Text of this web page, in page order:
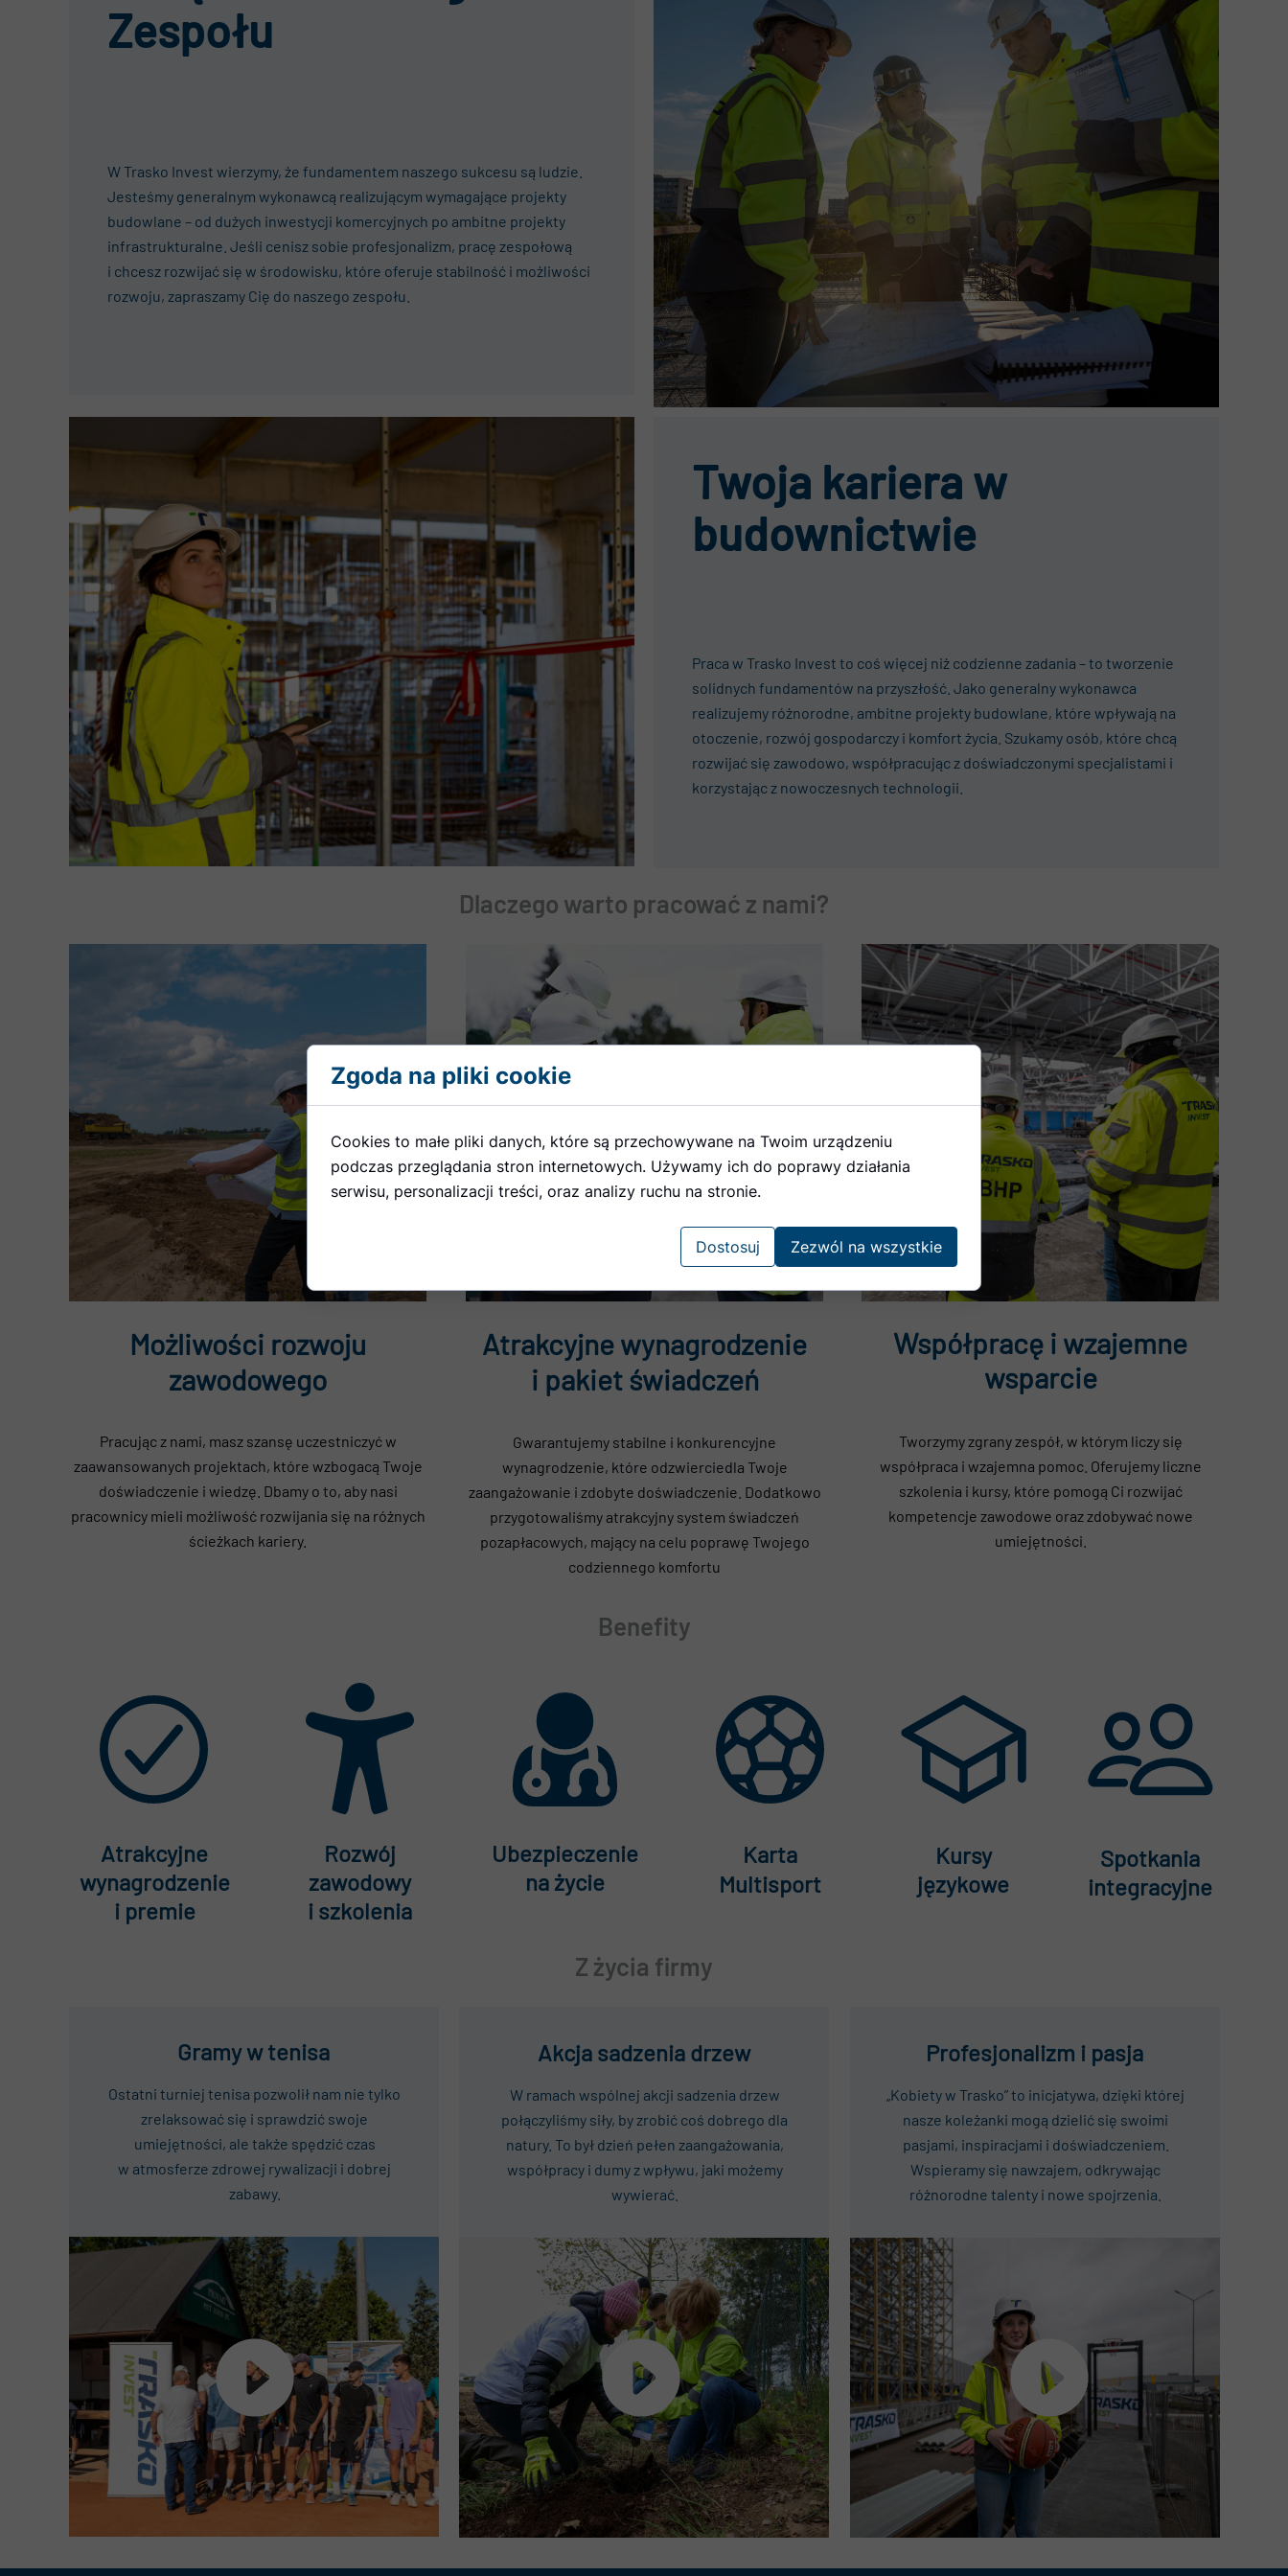
Z życia firmy
Profesjonalizm i pasja
„Kobiety w Trasko” to inicjatywa, dzięki której
nasze koleżanki mogą dzielić się swoimi
pasjami, inspiracjami i doświadczeniem.
Wspieramy się nawzajem, odkrywając
różnorodne talenty i nowe spojrzenia.
Akcja sadzenia drzew
W ramach wspólnej akcji sadzenia drzew
połączyliśmy siły, by zrobić coś dobrego dla
natury. To był dzień pełen zaangażowania,
współpracy i dumy z wpływu, jaki możemy
wywierać.
Gramy w tenisa
Ostatni turniej tenisa pozwolił nam nie tylko
zrelaksować się i sprawdzić swoje
umiejętności, ale także spędzić czas
w atmosferze zdrowej rywalizacji i dobrej
zabawy.
Benefity
Spotkania
integracyjne
Atrakcyjne
wynagrodzenie
i premie
Rozwój
zawodowy
i szkolenia
Ubezpieczenie
na życie
Karta
Multisport
Kursy
językowe
Możliwości rozwoju
zawodowego
Pracując z nami, masz szansę uczestniczyć w
zaawansowanych projektach, które wzbogacą Twoje
doświadczenie i wiedzę. Dbamy o to, aby nasi
pracownicy mieli możliwość rozwijania się na różnych
ścieżkach kariery.
Współpracę i wzajemne
wsparcie
Tworzymy zgrany zespół, w którym liczy się
współpraca i wzajemna pomoc. Oferujemy liczne
szkolenia i kursy, które pomogą Ci rozwijać
kompetencje zawodowe oraz zdobywać nowe
umiejętności.
Atrakcyjne wynagrodzenie
i pakiet świadczeń
Gwarantujemy stabilne i konkurencyjne
wynagrodzenie, które odzwierciedla Twoje
zaangażowanie i zdobyte doświadczenie. Dodatkowo
przygotowaliśmy atrakcyjny system świadczeń
pozapłacowych, mający na celu poprawę Twojego
codziennego komfortu
Dlaczego warto pracować z nami?
Zespołu
W Trasko Invest wierzymy, że fundamentem naszego sukcesu są ludzie.
Jesteśmy generalnym wykonawcą realizującym wymagające projekty
budowlane – od dużych inwestycji komercyjnych po ambitne projekty
infrastrukturalne. Jeśli cenisz sobie profesjonalizm, pracę zespołową
i chcesz rozwijać się w środowisku, które oferuje stabilność i możliwości
rozwoju, zapraszamy Cię do naszego zespołu.
Twoja kariera w
budownictwie
Praca w Trasko Invest to coś więcej niż codzienne zadania – to tworzenie
solidnych fundamentów na przyszłość. Jako generalny wykonawca
realizujemy różnorodne, ambitne projekty budowlane, które wpływają na
otoczenie, rozwój gospodarczy i komfort życia. Szukamy osób, które chcą
rozwijać się zawodowo, współpracując z doświadczonymi specjalistami i
korzystając z nowoczesnych technologii.
Zgoda na pliki cookie
Cookies to małe pliki danych, które są przechowywane na Twoim urządzeniu
podczas przeglądania stron internetowych. Używamy ich do poprawy działania
serwisu, personalizacji treści, oraz analizy ruchu na stronie.
Dostosuj Zezwól na wszystkie